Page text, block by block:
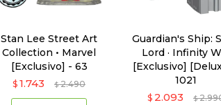
Stan Lee Street Art
Collection • Marvel
[Exclusivo] - 63
$ 1.743 $ 2.490
Guardian's Ship:
Lord · Infinity
[Exclusivo]
1021
$ 2.093 $